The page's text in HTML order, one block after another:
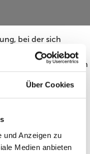
Über Cookies
und Anzeigen zu
Medien anbieten
bei der sich
wie
damit schon in jungen
Alicia von Dr.
und